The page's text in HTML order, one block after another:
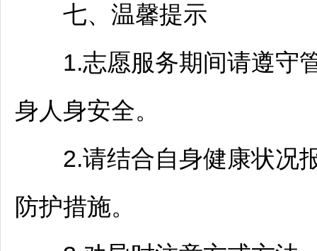
七、温馨提示
1.志愿服务期间请遵守管
身人身安全。
2.请结合自身健康状况报
防护措施。